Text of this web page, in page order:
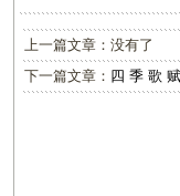
上一篇文章：没有了
下一篇文章： 四 季 歌